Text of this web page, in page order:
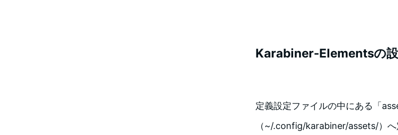
Karabiner-Elementsの
定義設定ファイルの中にある「
（~/.config/karabiner/assets/）へ